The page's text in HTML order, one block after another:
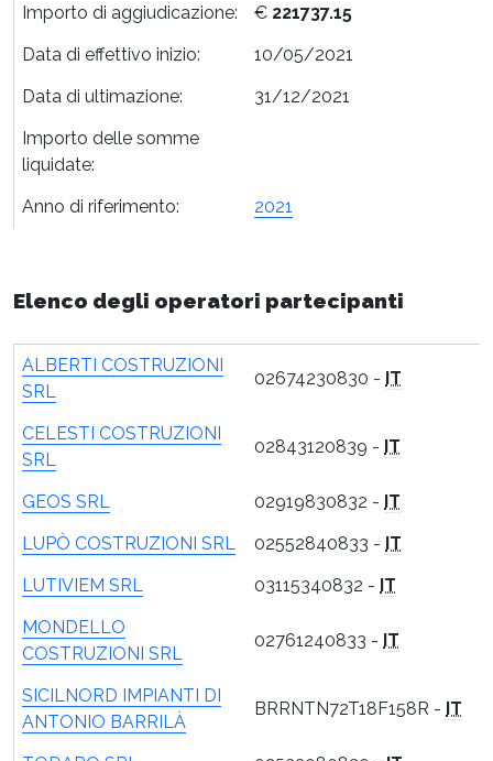
Importo di aggiudicazione:
€ 221737.15
Data di effettivo inizio:
10/05/2021
Data di ultimazione:
31/12/2021
Importo delle somme
liquidate:
Anno di riferimento:
2021
Elenco degli operatori partecipanti
ALBERTI COSTRUZIONI
SRL
02674230830 - IT
CELESTI COSTRUZIONI
SRL
02843120839 - IT
GEOS SRL 02919830832 - IT
LUPÒ COSTRUZIONI SRL
02552840833 - IT
LUTIVIEM SRL
03115340832 - IT
MONDELLO
COSTRUZIONI SRL
02761240833 - IT
SICILNORD IMPIANTI DI
ANTONIO BARRILÀ
BRRNTN72T18F158R - IT